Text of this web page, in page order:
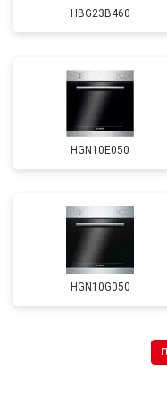
HBG23B460
HGN10E050
HGN10G050